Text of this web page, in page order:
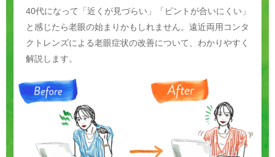
40代になって「近くが見づらい」「ピントが合いにくい」
と感じたら老眼の始まりかもしれません。遠近両用コンタ
クトレンズによる老眼症状の改善について、わかりやすく
解説します。